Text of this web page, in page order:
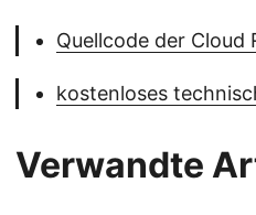
Quellcode der Cloud
kostenloses
Verwandte